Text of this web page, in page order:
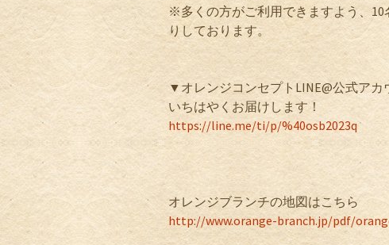
※多くの方がご利用できますよう、
りしております。
▼オレンジコンセプトLINE@公式ア
いちはやくお届けします！
https://line.me/ti/p/%40osb2023q
オレンジブランチの地図はこちら
http://www.orange-branch.jp/pdf/